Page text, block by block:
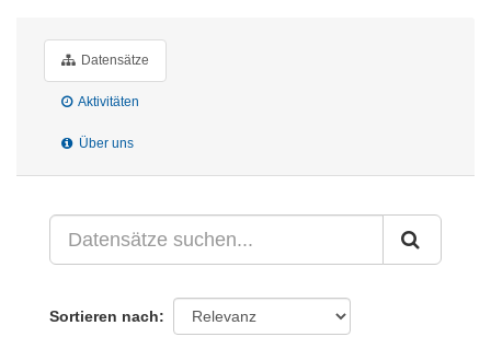
Datensätze
Aktivitäten
Über uns
Sortieren nach